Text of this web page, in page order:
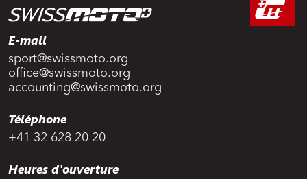
E-mail
sport@swissmoto.org
office@swissmoto.org
accounting@swissmoto.org
Téléphone
+41 32 628 20 20
Heures d'ouverture